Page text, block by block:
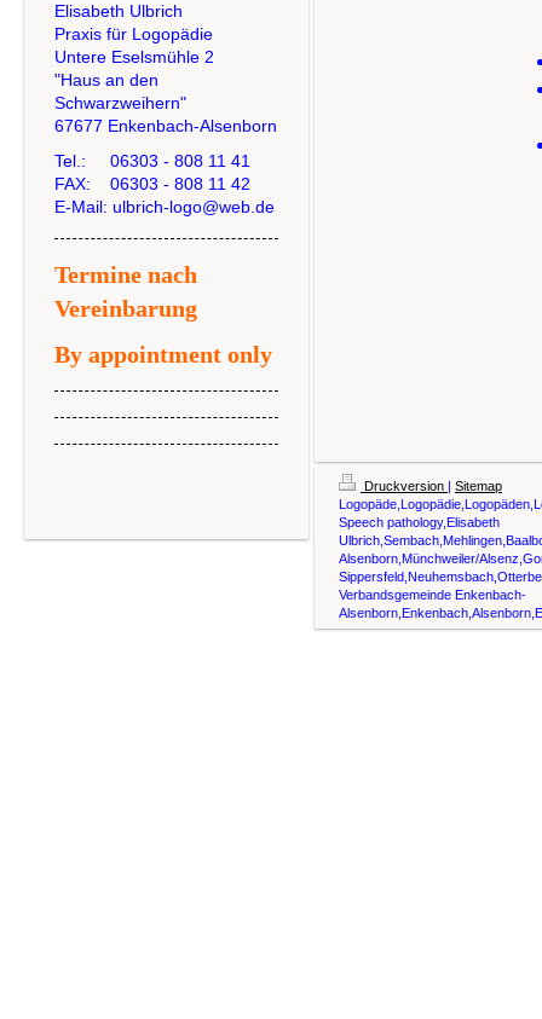
Elisabeth Ulbrich
Praxis für Logopädie
Untere Eselsmühle 2
"Haus an den
Schwarzweihern"
67677 Enkenbach-Alsenborn
Tel.: 06303 - 808 11 41
FAX: 06303 - 808 11 42
E-Mail: ulbrich-logo@web.de
Termine nach
Vereinbarung
By appointment only
Druckversion | Sitemap
Speech pathology,Elisabeth
Alsenborn,Münchweiler/
Verbandsgemeinde Enkenbach-